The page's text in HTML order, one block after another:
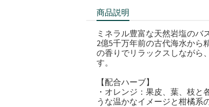
商品説明
ミネラル豊富な天然岩塩のバ
2億5千万年前の古代海水から
の香りでリラックスしながら
す。
【配合ハーブ】
・オレンジ：果皮、葉、枝
うな温かなイメージと柑橘系